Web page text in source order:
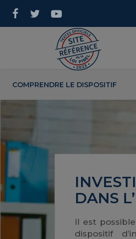
COMPRENDRE LE DISPOSITIF
DANS
Il est
dispositif